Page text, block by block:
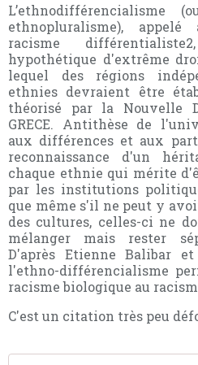
L’ethnodifférencialisme
ethnopluralisme),
racisme
hypothétique d'extrême
lequel des régions
ethnies devraient être
théorisé par la Nouvelle
GRECE. Antithèse de
aux différences et aux
reconnaissance d'un
chaque ethnie qui mérite
par les institutions
que même s'il ne peut y
des cultures, celles-ci ne
mélanger mais rester
D'après Etienne Balibar
l'ethno-différencialisme
racisme biologique au
C'est un citation très peu